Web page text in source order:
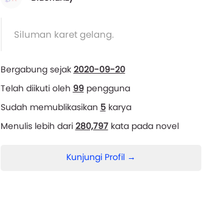
Siluman karet gelang.
Bergabung sejak 2020-09-20
Telah diikuti oleh 99pengguna
Sudah memublikasikan 5karya
Menulis lebih dari 280,797kata pada novel
Kunjungi Profil →